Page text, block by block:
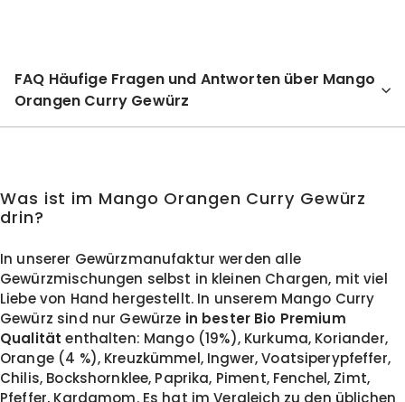
FAQ Häufige Fragen und Antworten über Mango
Orangen Curry Gewürz
Was ist im Mango Orangen Curry Gewürz
drin?
In unserer Gewürzmanufaktur werden alle
Gewürzmischungen selbst in kleinen Chargen, mit viel
Liebe von Hand hergestellt. In unserem Mango Curry
Gewürz sind nur Gewürze in bester Bio Premium
Qualität enthalten: Mango (19%), Kurkuma, Koriander,
Orange (4 %), Kreuzkümmel, Ingwer, Voatsiperypfeffer,
Chilis, Bockshornklee, Paprika, Piment, Fenchel, Zimt,
Pfeffer, Kardamom. Es hat im Vergleich zu den üblichen